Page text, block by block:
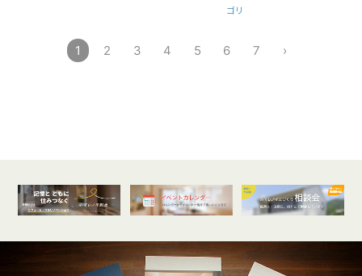
ゴリ
1 2 3 4 5 6 7 ›
オンライン
開催受付中